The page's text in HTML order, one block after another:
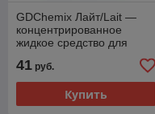
GDChemix Лайт/Lait —
концентрированное
жидкое средство для
витрин, зеркал и окон. 5л.
41 руб.
Купить